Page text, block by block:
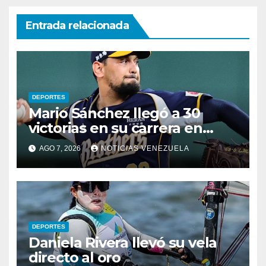
Entrada relacionada
DEPORTES
Mario Sánchez llegó a 30
victorias en su carrera en
Taiwán
AGO 7, 2026 NOTICIAS VENEZUELA
DEPORTES
Daniela Rivera llevó su vela
directo al oro